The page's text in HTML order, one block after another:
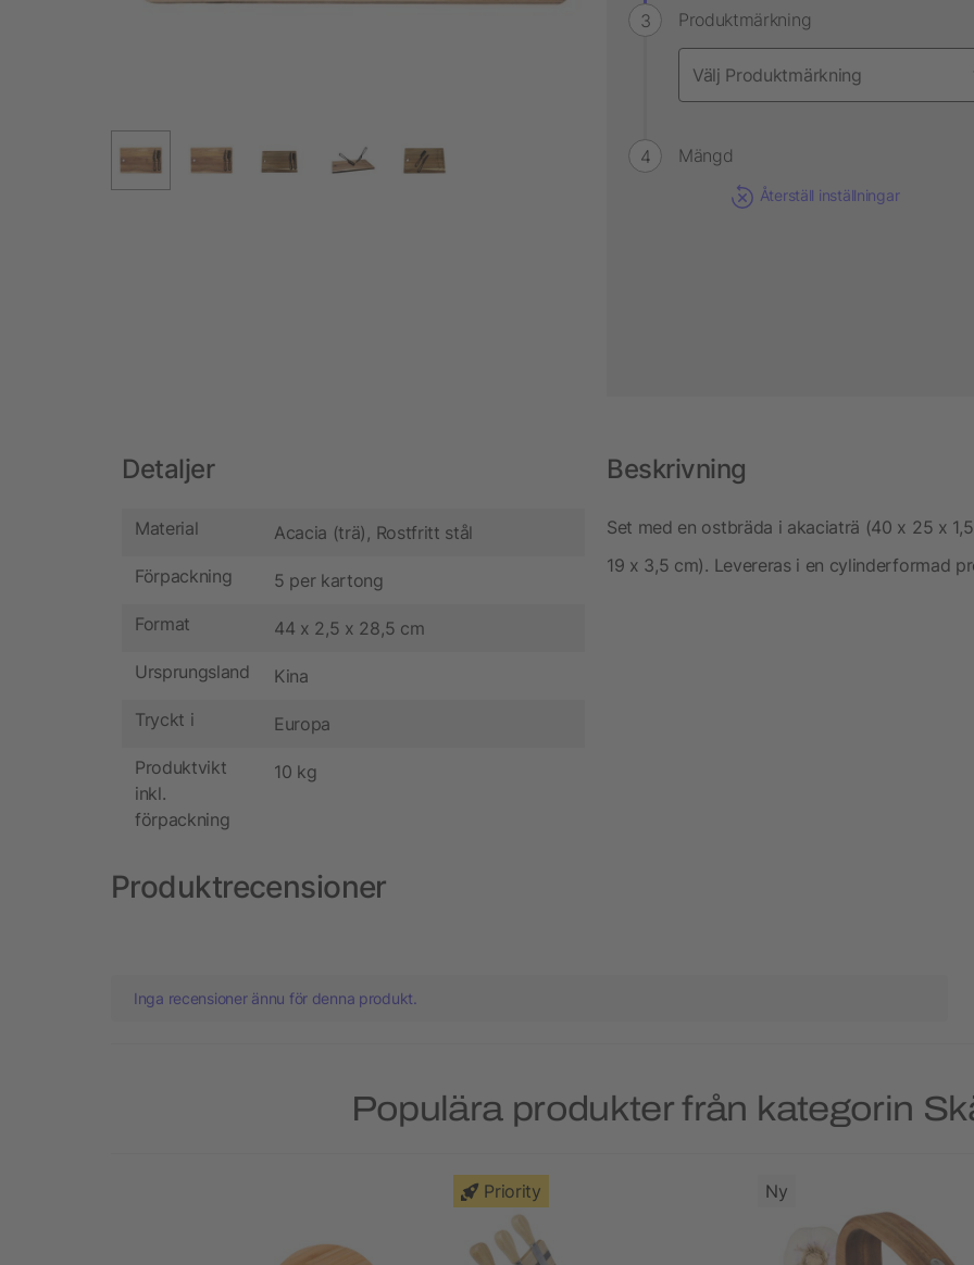
Produktmärkning
Mängd
Återställ inställningar
Detaljer
Material Acacia (trä), Rostfritt stål
Förpackning 5 per kartong
Format 44 x 2,5 x 28,5 cm
Ursprungsland Kina
Tryckt i Europa
Produktvikt
inkl.
förpackning
10 kg
Beskrivning
Set med en ostbräda i akaciaträ (40 x 25 x
19 x 3,5 cm). Levereras i en cylinderformad
Produktrecensioner
Inga recensioner ännu för denna produkt.
Populära produkter från kategorin
Priority Ny